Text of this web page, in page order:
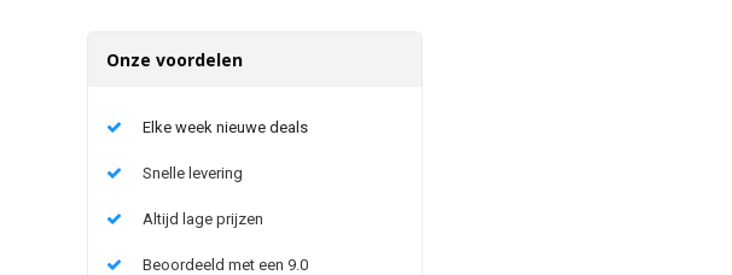
Onze voordelen
Elke week nieuwe deals
Snelle levering
Altijd lage prijzen
Beoordeeld met een 9.0